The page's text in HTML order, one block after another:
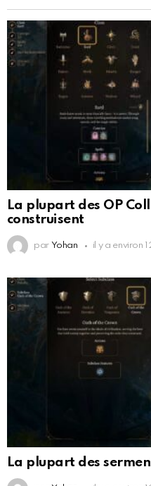
La plupart des OP
construisent
par Yohan il y a environ
La plupart des